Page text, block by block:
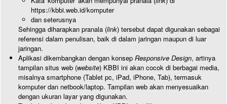
https://kbbi.web.id/komputer
dan seterusnya
Sehingga diharapkan pranala (link) tersebut dapat digunakan sebagai
referensi dalam penulisan, baik di dalam jaringan maupun di luar
jaringan.
Aplikasi dikembangkan dengan konsep Responsive Design, artinya
tampilan situs web (website) KBBI ini akan cocok di berbagai media,
misalnya smartphone (Tablet pc, iPad, iPhone, Tab), termasuk
komputer dan netbook/laptop. Tampilan web akan menyesuaikan
dengan ukuran layar yang digunakan.